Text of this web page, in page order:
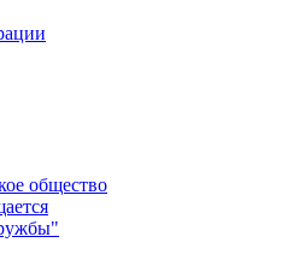
общество